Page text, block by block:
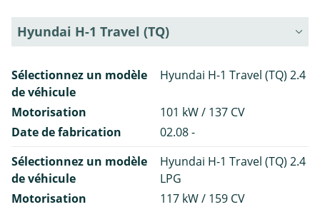
Hyundai H-1 Travel (TQ)
Sélectionnez un modèle
de véhicule
Hyundai H-1 Travel (TQ) 2.4
Motorisation
101 kW / 137 CV
Date de fabrication
02.08 -
Sélectionnez un modèle
de véhicule
Hyundai H-1 Travel (TQ) 2.4
LPG
Motorisation
117 kW / 159 CV